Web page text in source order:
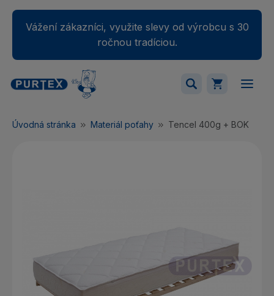
Vážení zákazníci, využite slevy od výrobcu s 30
ročnou tradíciou.
Váš nákupný košík je momentálne prázdny.
Úvodná stránka Materiál poťahy Tencel 400g + BOK